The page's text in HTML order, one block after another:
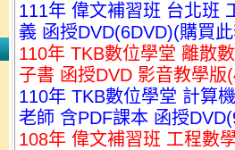
111年 偉文補習班 台北班
義 函授DVD(6DVD)(購買
110年 TKB數位學堂 離散
子書 函授DVD 影音教學版
110年 TKB數位學堂 計算
老師 含PDF課本 函授
108年 偉文補習班 工程數